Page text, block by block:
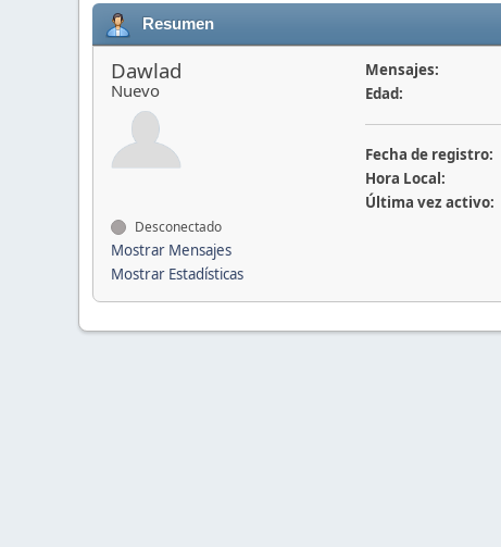
Resumen
Dawlad
Nuevo
Desconectado
Mostrar Mensajes
Mostrar Estadísticas
Mensajes:
Edad:
Fecha de registro:
Hora Local:
Última vez activo: